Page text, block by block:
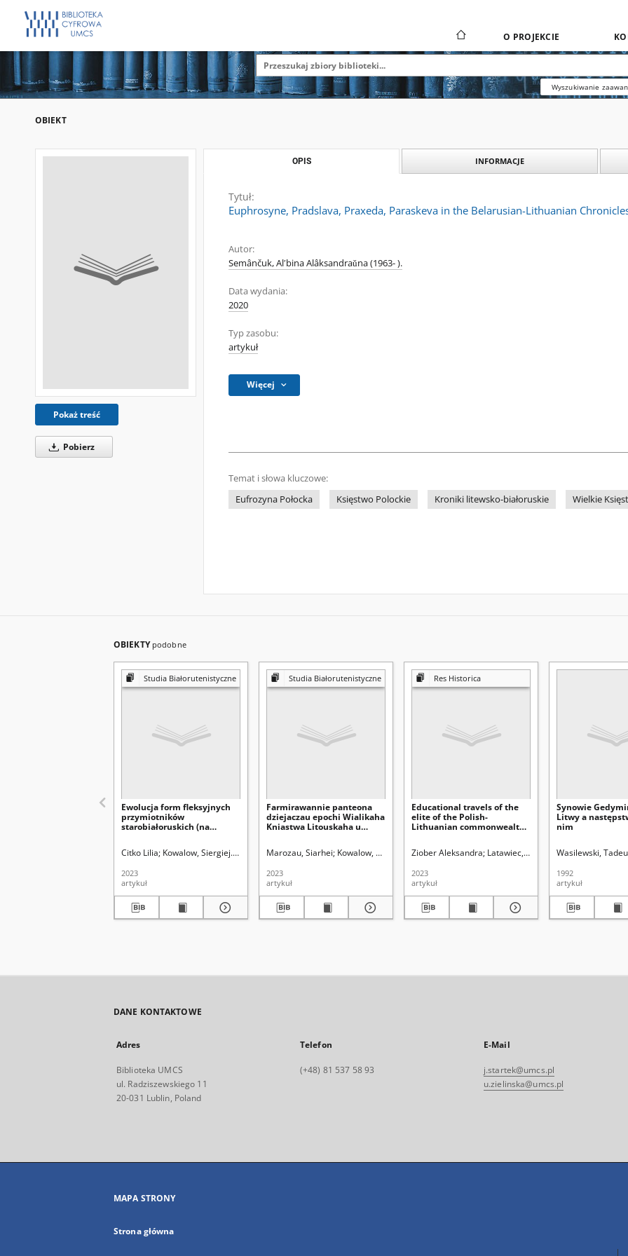
O PROJEKCIE
Wyszukiwanie
OBIEKT
Pokaż treść
Pobierz
OPIS INFORMACJE
Tytuł:
Euphrosyne, Pradslava, Praxeda, Paraskeva in the Belarusian-Lithuanian
Autor:
Semânčuk, Alʹbina Alâksandraǔna (1963- ).
Data wydania:
2020
Typ zasobu:
artykuł
Więcej
Temat i słowa kluczowe:
Eufrozyna Połocka
Księstwo Polockie Kroniki litewsko-białoruskie Wielkie
OBIEKTY podobne
Studia Białorutenistyczne
Ewolucja form fleksyjnych
przymiotników
starobiałoruskich (na
Litewskiego)
Citko Lilia Kowalow, Siergiej. Redaktor naczelny
2023
artykuł
Studia Białorutenistyczne
Farmirawannie panteona
dziejaczau epochi Wialikaha
Kniastwa Litouskaha u
Marozau, Siarhei Kowalow, Siergiej. Redaktor naczelny
2023
artykuł
Res Historica
Educational travels of the
elite of the Polish-
Lithuanian commonwealth
case of selected
Sapieha family
Ziober Aleksandra Latawiec, Krzysztof. Redaktor
2023
artykuł
Synowie
Litwy a
nim
Wasilewski,
1992
artykuł
DANE KONTAKTOWE
Adres
Biblioteka UMCS
ul. Radziszewskiego 11
20-031 Lublin, Poland
Telefon
(+48) 81 537 58 93
E-Mail
j.startek@umcs.pl
u.zielinska@umcs.pl
MAPA STRONY
Strona główna